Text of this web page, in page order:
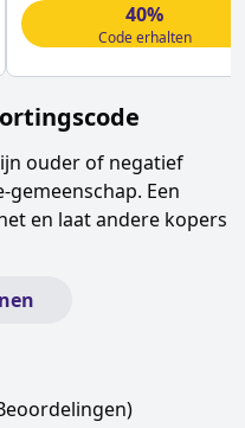
40%
Code erhalten
ouder of negatief
Een
en laat andere kopers
)